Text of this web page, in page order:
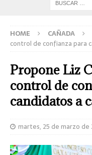
HOME CAÑADA
control de confianza para
Propone Liz
control de
candidatos a
martes, 25 de marzo de